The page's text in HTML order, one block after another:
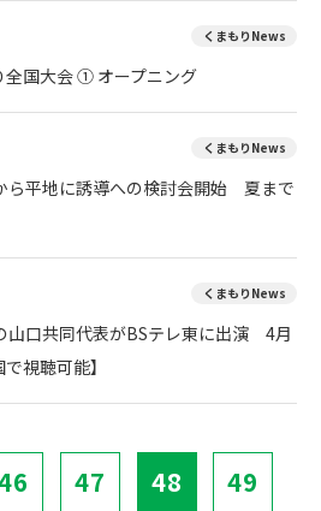
くまもりNews
国大会 ① オープニング
くまもりNews
ら平地に誘導への検討会開始 夏まで
くまもりNews
山口共同代表がBSテレ東に出演 4月
視聴可能】
47 48 49